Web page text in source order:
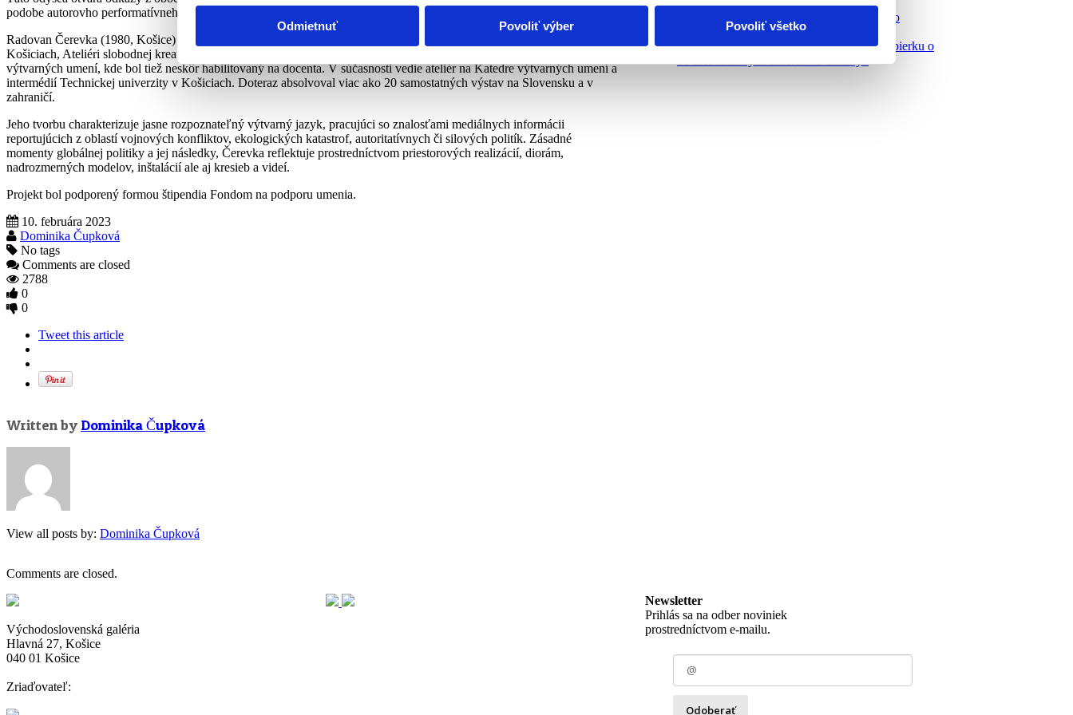
Odmietnuť Povoliť výber Povoliť všetko
podobe autorovho performatívneho gesta v bývalom vojenskom pásme Javorina.
Radovan Čerevka (1980, Košice) absolvoval štúdium na Katedre výtvarných umení a intermédií Technickej univerzity v
Košiciach, Ateliéri slobodnej kreativity 3D prof. Juraja Bartusza. Svoj doktorandský titul získal na Vysokej škole
výtvarných umení, kde bol tiež neskôr habilitovaný na docenta. V súčasnosti vedie ateliér na Katedre výtvarných umení a
intermédií Technickej univerzity v Košiciach. Doteraz absolvoval viac ako 20 samostatných výstav na Slovensku a v
zahraničí.
Jeho tvorbu charakterizuje jasne rozpoznateľný výtvarný jazyk, pracujúci so znalosťami mediálnych informácii
reportujúcich z oblastí vojnových konfliktov, ekologických katastrof, autoritatívnych či silových politík. Zásadné
momenty globálnej politiky a jej následky, Čerevka reflektuje prostredníctvom priestorových realizácií, diorám,
nadrozmerných modelov, inštalácií ale aj kresieb a videí.
Projekt bol podporený formou štipendia Fondom na podporu umenia.
10. februára 2023
Dominika Čupková
No tags
Comments are closed
2788
0
0
Tweet this article
Written by Dominika Čupková
View all posts by: Dominika Čupková
Comments are closed.
ZMENA / Prvé stredy v mesiaci zadarmo so
špeciálnymi otváracími hodinami
Východoslovenská galéria rozšírila svoju zbierku o
Východoslovenská galéria
Hlavná 27, Košice
040 01 Košice
Zriaďovateľ:
Newsletter
Prihlás sa na odber noviniek
prostredníctvom e-mailu.
Odoberať